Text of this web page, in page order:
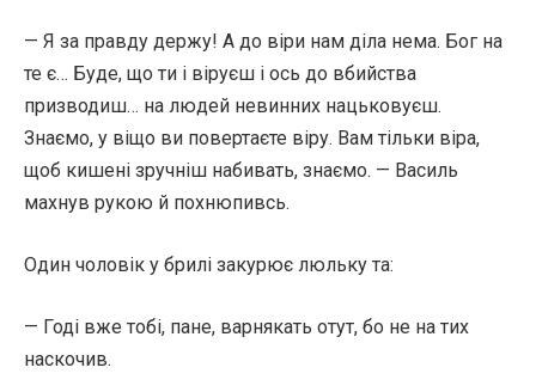
— Я за правду держу! А до віри нам діла нема. Бог на
те є… Буде, що ти і віруєш і ось до вбийства
призводиш… на людей невинних нацьковуєш.
Знаємо, у віщо ви повертаєте віру. Вам тільки віра,
щоб кишені зручніш набивать, знаємо. — Василь
махнув рукою й похнюпивсь.
Один чоловік у брилі закурює люльку та:
— Годі вже тобі, пане, варнякать отут, бо не на тих
наскочив.